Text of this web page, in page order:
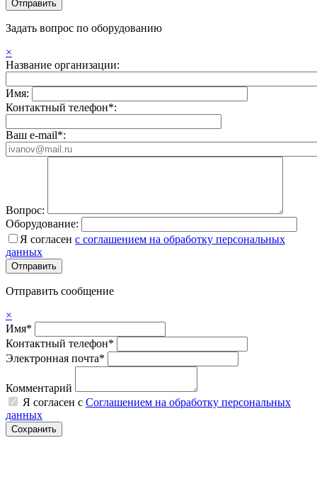
Задать вопрос по оборудованию
×
Название организации:
Имя:
Контактный телефон*:
Ваш e-mail*:
Вопрос:
Оборудование:
Я согласен с соглашением на обработку персональных
данных
Отправить сообщение
×
Имя*
Контактный телефон*
Электронная почта*
Комментарий
Я согласен с Соглашением на обработку персональных
данных